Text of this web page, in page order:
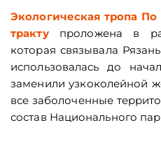
Экологическая тропа
трактупроложена в
которая связывала
использовалась до
заменили узкоколейной
все заболоченные
состав Национального